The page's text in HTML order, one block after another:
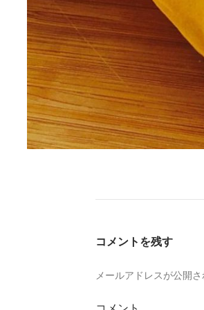
コメントを残す
メールアドレスが公開